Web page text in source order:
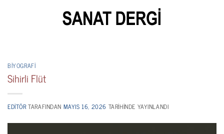
BIYOGRAFI
Sihirli Flüt
EDITÖRTARAFINDAN MAYIS 16, 2026 TARIHINDE YAYINLANDI